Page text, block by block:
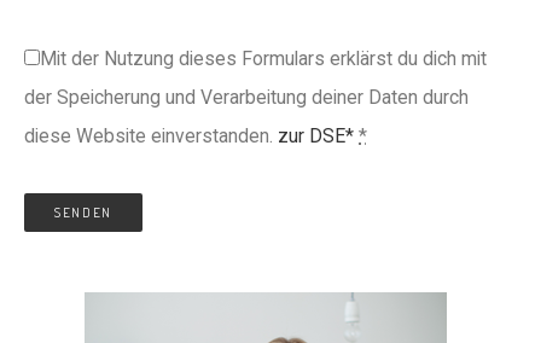
Mit der Nutzung dieses Formulars erklärst du dich mit
der Speicherung und Verarbeitung deiner Daten durch
diese Website einverstanden. zur DSE* *